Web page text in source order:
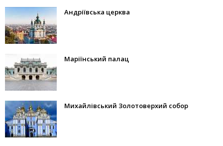
Андріївська церква
Маріїнський палац
Михайлівський Золотоверхий собор